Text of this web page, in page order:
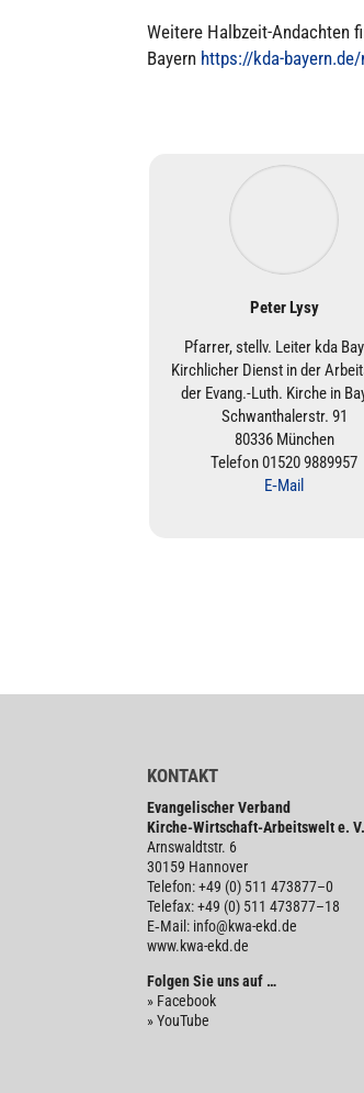
Weitere Halbzeit-Andach­ten
Bayern https://kda-
Peter Lysy
Pfarrer, stellv. Leiter kda
Kirch­li­cher Dienst in der
der Evang.-Luth. Kirche in
Schwan­tha­ler­str. 91
80336 München
Telefon 01520 9889957
E‑Mail
KONTAKT
Evan­ge­li­scher Verband
Kirche-Wirt­schaft-Arbeits­welt e. V.
Arns­waldt­str. 6
30159 Hannover
Telefon: +49 (0) 511 473877–0
Telefax: +49 (0) 511 473877–18
E‑Mail: info@kwa-ekd.de
www.kwa-ekd.de
Folgen Sie uns auf …
» Facebook
» YouTube